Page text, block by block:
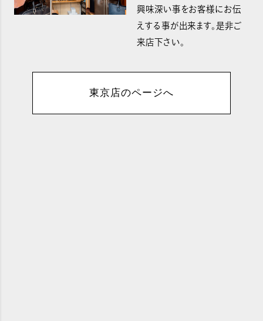
興味深い事をお客様にお伝
えする事が出来ます。是非ご
来店下さい。
東京店のページへ